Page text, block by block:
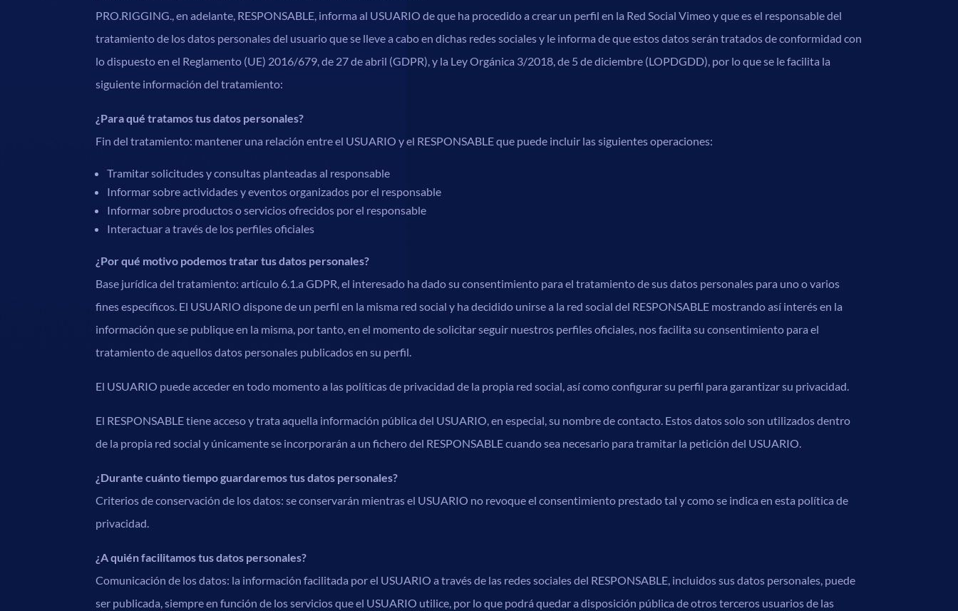
PRO.RIGGING., en adelante, RESPONSABLE, informa al USUARIO de que ha procedido a crear un perfil en la Red Social Vimeo y que es el responsable del
tratamiento de los datos personales del usuario que se lleve a cabo en dichas redes sociales y le informa de que estos datos serán tratados de conformidad con
lo dispuesto en el Reglamento (UE) 2016/679, de 27 de abril (GDPR), y la Ley Orgánica 3/2018, de 5 de diciembre (LOPDGDD), por lo que se le facilita la
siguiente información del tratamiento:
¿Para qué tratamos tus datos personales?
Fin del tratamiento: mantener una relación entre el USUARIO y el RESPONSABLE que puede incluir las siguientes operaciones:
Tramitar solicitudes y consultas planteadas al responsable
Informar sobre actividades y eventos organizados por el responsable
Informar sobre productos o servicios ofrecidos por el responsable
Interactuar a través de los perfiles oficiales
¿Por qué motivo podemos tratar tus datos personales?
Base jurídica del tratamiento: artículo 6.1.a GDPR, el interesado ha dado su consentimiento para el tratamiento de sus datos personales para uno o varios
fines específicos. El USUARIO dispone de un perfil en la misma red social y ha decidido unirse a la red social del RESPONSABLE mostrando así interés en la
información que se publique en la misma, por tanto, en el momento de solicitar seguir nuestros perfiles oficiales, nos facilita su consentimiento para el
tratamiento de aquellos datos personales publicados en su perfil.
El USUARIO puede acceder en todo momento a las políticas de privacidad de la propia red social, así como configurar su perfil para garantizar su privacidad.
El RESPONSABLE tiene acceso y trata aquella información pública del USUARIO, en especial, su nombre de contacto. Estos datos solo son utilizados dentro
de la propia red social y únicamente se incorporarán a un fichero del RESPONSABLE cuando sea necesario para tramitar la petición del USUARIO.
¿Durante cuánto tiempo guardaremos tus datos personales?
Criterios de conservación de los datos: se conservarán mientras el USUARIO no revoque el consentimiento prestado tal y como se indica en esta política de
privacidad.
¿A quién facilitamos tus datos personales?
Comunicación de los datos: la información facilitada por el USUARIO a través de las redes sociales del RESPONSABLE, incluidos sus datos personales, puede
ser publicada, siempre en función de los servicios que el USUARIO utilice, por lo que podrá quedar a disposición pública de otros terceros usuarios de las